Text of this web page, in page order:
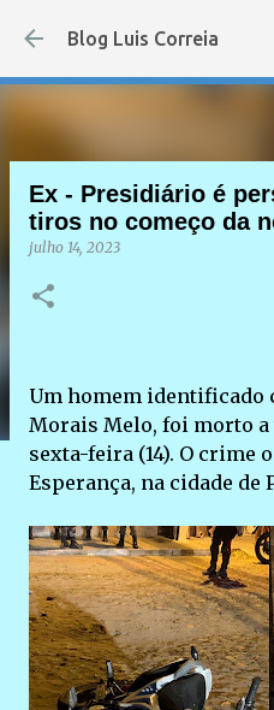
Pular para o
Blog Luis Correia
Ex - Presidiário é
tiros no começo da
julho 14, 2023
Um homem identificado
Morais Melo, foi morto
sexta-feira (14). O crime
Esperança, na cidade